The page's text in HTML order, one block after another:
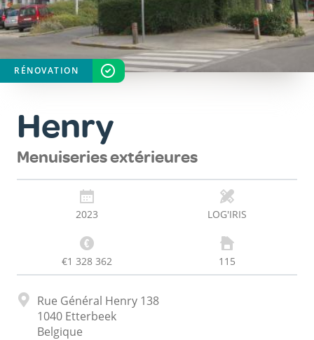
Henry
Menuiseries extérieures
2023 LOG'IRIS
€1 328 362 115
AdresseRue Général Henry 138
1040 Etterbeek
Belgique
RÉNOVATION STATUT
TERMINÉ